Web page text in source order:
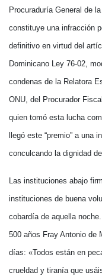
Procuraduría General de
constituye una infracción
definitivo en virtud del
Dominicano Ley 76-02,
condenas de la Relatora
ONU, del Procurador
quien tomó esta lucha
llegó este “premio” a una
conculcando la dignidad
Las instituciones abajo
instituciones de buena
cobardía de aquella
500 años Fray Antonio de
días: «Todos están en
crueldad y tiranía que